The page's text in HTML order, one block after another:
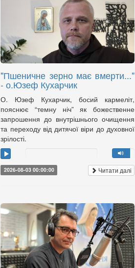
"Пшеничне зерно має вмерти..."
- о.Юзеф Кухарчик
О. Юзеф Кухарчик, босий кармеліт,
пояснює “темну ніч” як божественне
запрошення до внутрішнього очищення
та переходу від дитячої віри до духовної
зрілості.
2026-08-03 00:00:00 Читати далі